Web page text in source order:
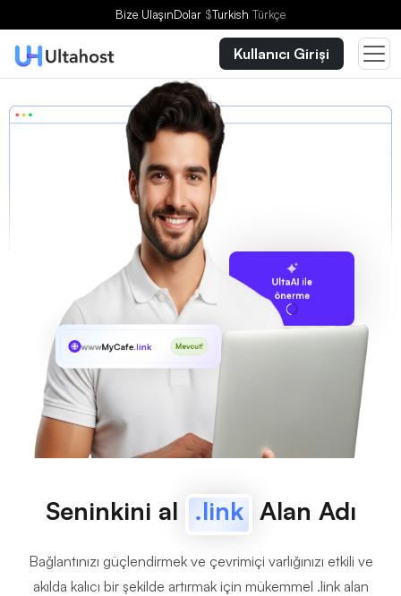
Bize UlaşınDolar $Turkish Türkçe
Kullanıcı Girişi
UltaAI ile
önerme
wwwMyCafe.link Mevcut!
Seninkini al .link Alan Adı
Bağlantınızı güçlendirmek ve çevrimiçi varlığınızı etkili ve
akılda kalıcı bir şekilde artırmak için mükemmel .link alan